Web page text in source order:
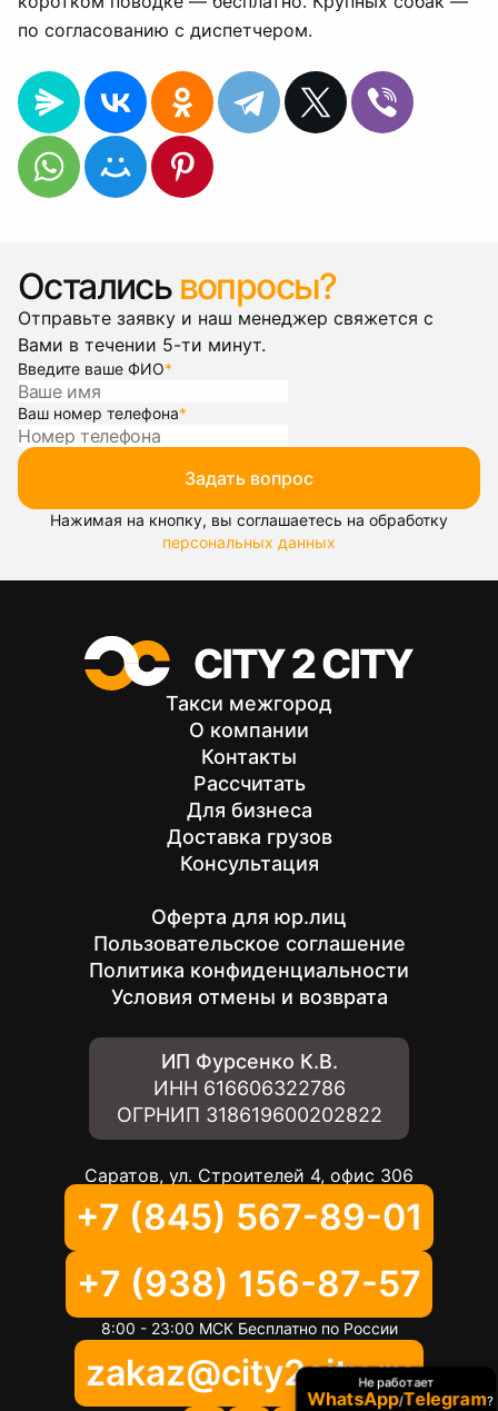
по согласованию с диспетчером.
Остались вопросы?
Отправьте заявку и наш менеджер свяжется с
Вами в течении 5-ти минут.
Введите ваше ФИО*
Ваш номер телефона*
Задать вопрос
Нажимая на кнопку, вы соглашаетесь на обработку
персональных данных
Такси межгород
О компании
Контакты
Рассчитать
Для бизнеса
Доставка грузов
Консультация
Оферта для юр.лиц
Пользовательское соглашение
Политика конфиденциальности
Условия отмены и возврата
ИП Фурсенко К.В.
ИНН 616606322786
ОГРНИП 318619600202822
Саратов, ул. Строителей 4, офис 306
+7 (845) 567-89-01
+7 (938) 156-87-57
8:00 - 23:00 МСК Бесплатно по России
zakaz@city2city.ru
Не работает
WhatsApp/Telegram?